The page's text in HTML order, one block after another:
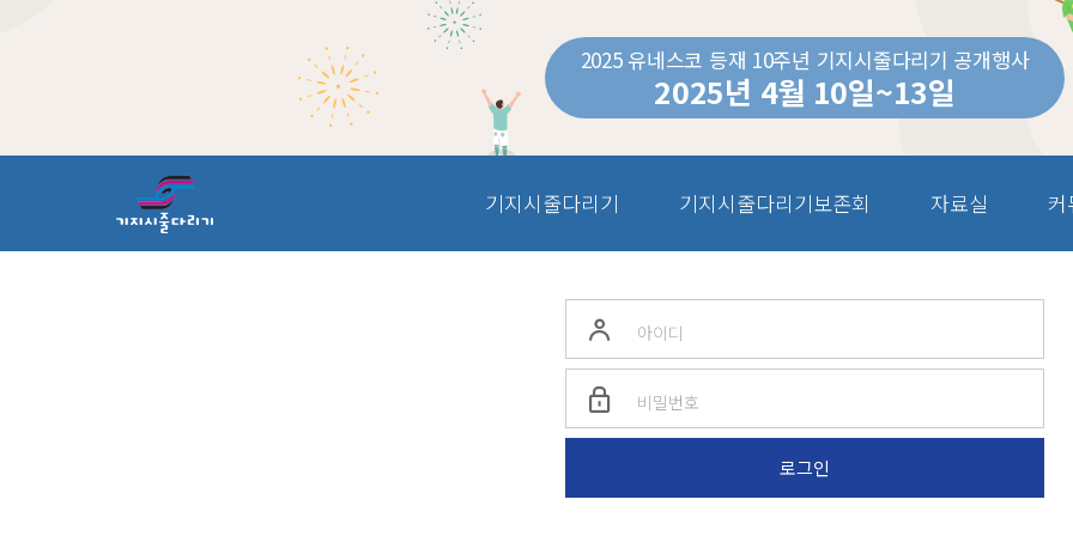
2025 유네스코 등재 10주년 기지시줄다리기 공개행사
2025년 4월 10일~13일
기지시줄다리기 기지시줄다리기보존회 자료실 커
가입하신 아이디와 비밀번호를 입력해주세요